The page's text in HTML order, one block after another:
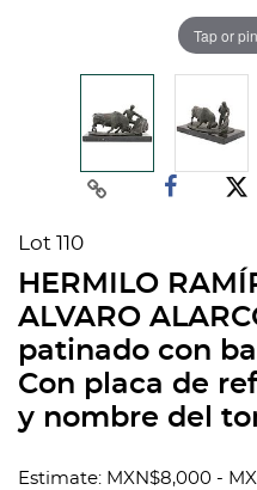
Tap or
Lot 110
HERMILO
ALVARO
patinado con
Con placa de
y nombre del
Estimate: MXN$8,000 -